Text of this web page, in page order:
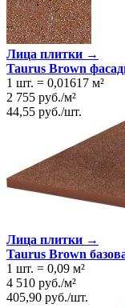
Лица плитки →
Taurus Brown
1 шт. = 0,01617 м²
2 755 руб./м²
44,55 руб./шт.
Лица плитки →
Taurus Brown
1 шт. = 0,09 м²
4 510 руб./м²
405,90 руб./шт.